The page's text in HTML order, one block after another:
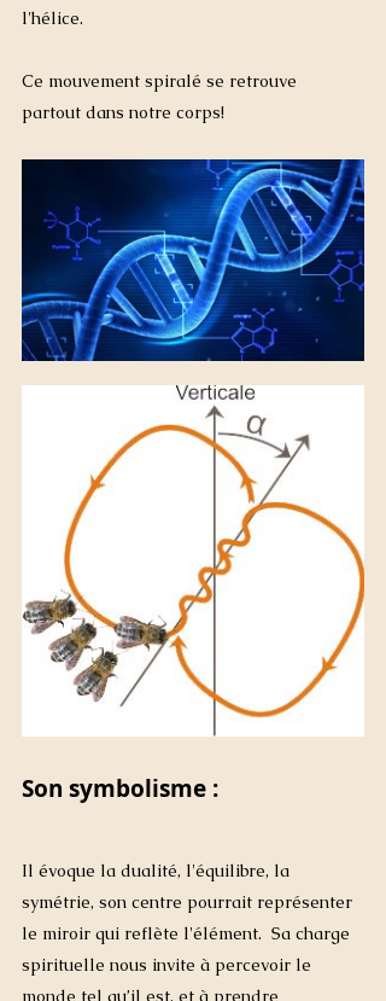
l'hélice.
Ce mouvement spiralé se retrouve
partout dans notre corps!
Son symbolisme :
Il évoque la dualité, l'équilibre, la
symétrie, son centre pourrait représenter
le miroir qui reflète l'élément.  Sa charge
spirituelle nous invite à percevoir le
monde tel qu’il est, et à prendre